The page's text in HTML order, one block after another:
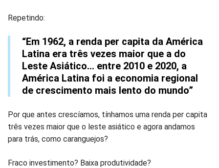
Repetindo:
“Em 1962, a renda per capita da América
Latina era três vezes maior que a do
Leste Asiático... entre 2010 e 2020, a
América Latina foi a economia regional
de crescimento mais lento do mundo”
Por que antes crescíamos, tínhamos uma renda per capita
três vezes maior que o leste asiático e agora andamos
para trás, como caranguejos?
Fraco investimento? Baixa produtividade?